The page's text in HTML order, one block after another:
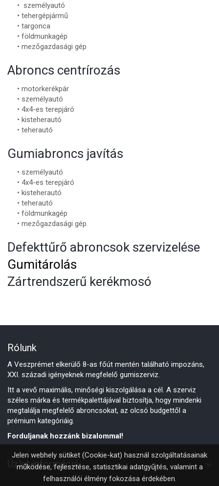
• személyautó
• tehergépjármű
• targonca
• földmunkagép
• mezőgazdasági gép
Abroncs centrírozás
• motorkerékpár
• személyautó
• 4x4-es terepjáró
• kisteherautó
• teherautó
Gumiabroncs javítás
• személyautó
• 4x4-es terepjáró
• kisteherautó
• teherautó
• földmunkagép
• mezőgazdasági gép
Defekttűrő abroncsok szervizelése
Gumitárolás
Zártrendszerű kerékmosó
Rólunk
A Veszprémet elkerülő 8-as főút mentén található impozáns,
XXI. századi igényeknek megfelelő gumiszerviz.
Itt a vevő maximális, minőségi kiszolgálása a cél. A szerviz
széles márka és termékpalettájával biztosítja, hogy mindenki
megtalálja megfelelő abroncsokat, az olcsó budgettől a
prémium kategóriáig.
Forduljanak hozzánk bizalommal!
Üzlet információ
Jelen webhely sütiket (Cookie-kat) használ szolgáltatásainak
működése, fejlesztése, statisztikai adatgyűjtés, valamint a
felhasználói élmény fokozása érdekében.